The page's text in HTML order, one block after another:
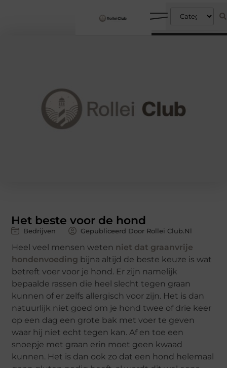
Het beste voor de hond
Bedrijven Gepubliceerd Door Rollei Club.nl
Heel veel mensen weten niet dat graanvrije
hondenvoeding bijna altijd de beste keuze is wat
betreft voer voor je hond. Er zijn namelijk
bepaalde rassen die heel slecht tegen graan
kunnen of er zelfs allergisch voor zijn. Het is dan
natuurlijk niet goed om je hond twee of drie keer
op een dag een grote bak met voer te geven
waar hij niet echt tegen kan. Af en toe een
snoepje met graan erin moet geen kwaad
kunnen. Het is dan ook zo dat een hond helemaal